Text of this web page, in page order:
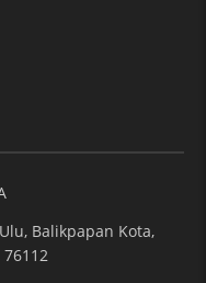
Balikpapan Kota,